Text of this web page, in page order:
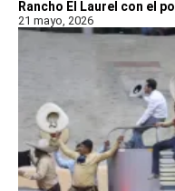
Rancho El Laurel con el
21 mayo, 2026